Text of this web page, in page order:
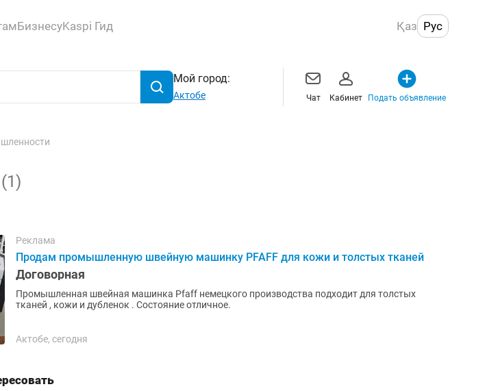
БизнесуKaspi Гид Қаз Рус
Мой город:
Актобе Чат Кабинет Подать объявление
(1)
Реклама
Продам промышленную швейную машинку PFAFF для кожи и толстых тканей
Договорная
Промышленная швейная машинка Pfaff немецкого производства подходит для толстых
тканей , кожи и дубленок . Состояние отличное.
Актобе, сегодня